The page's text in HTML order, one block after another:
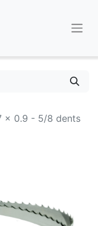
x 0.9 - 5/8 dents